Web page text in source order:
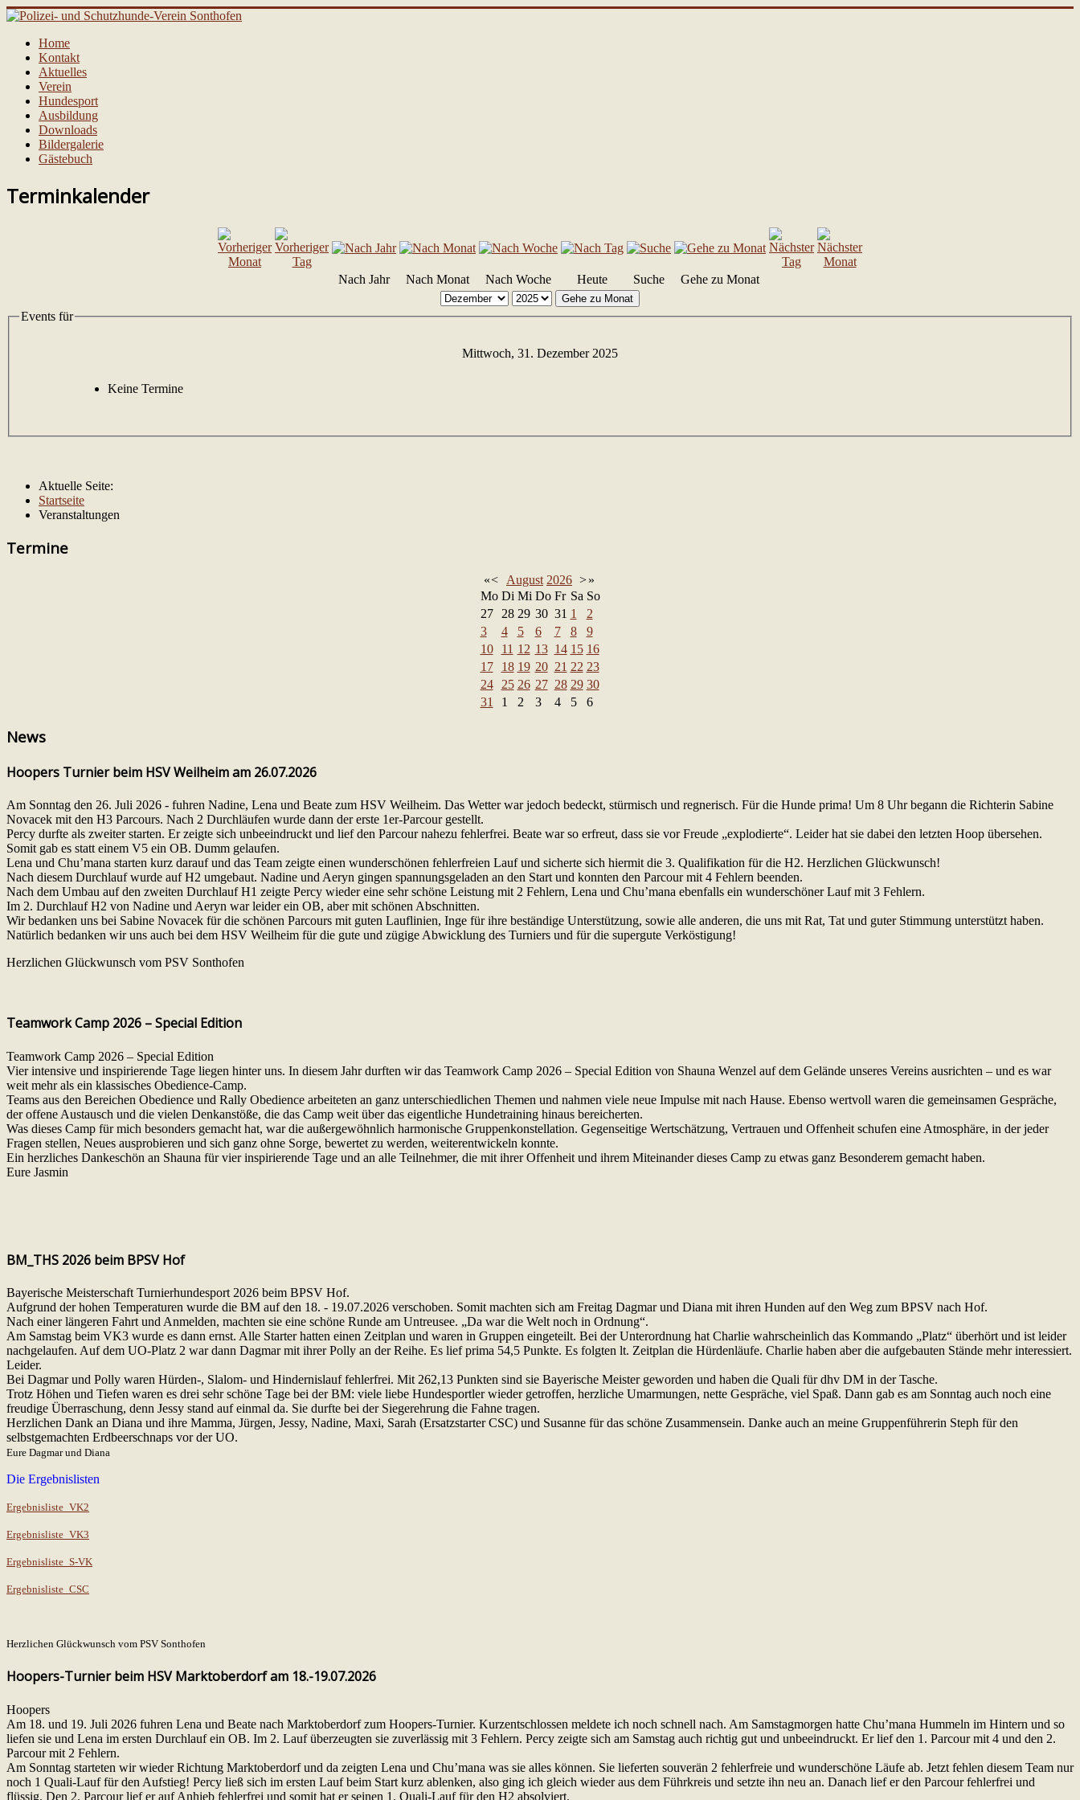
Home
Kontakt
Aktuelles
Verein
Hundesport
Ausbildung
Downloads
Bildergalerie
Gästebuch
Terminkalender
Nach Jahr Nach Monat Nach Woche Heute Suche Gehe zu Monat
Gehe zu Monat
Events für
Mittwoch, 31. Dezember 2025
Keine Termine
Aktuelle Seite:
Startseite
Veranstaltungen
Termine
«< August 2026 >»
Mo Di Mi Do Fr Sa So
27
28 29 30 31 1
2
3
4 5 6 7 8
9
10
11 12 13 14 15 16
17
18 19 20 21 22 23
24
25 26 27 28 29 30
31
1 2 3 4 5 6
News
Hoopers Turnier beim HSV Weilheim am 26.07.2026
Am Sonntag den 26. Juli 2026 - fuhren Nadine, Lena und Beate zum HSV Weilheim. Das Wetter war jedoch bedeckt, stürmisch und regnerisch. Für die Hunde prima! Um 8 Uhr begann die Richterin Sabine
Novacek mit den H3 Parcours. Nach 2 Durchläufen wurde dann der erste 1er-Parcour gestellt.
Percy durfte als zweiter starten. Er zeigte sich unbeeindruckt und lief den Parcour nahezu fehlerfrei. Beate war so erfreut, dass sie vor Freude „explodierte“. Leider hat sie dabei den letzten Hoop übersehen.
Somit gab es statt einem V5 ein OB. Dumm gelaufen.
Lena und Chu’mana starten kurz darauf und das Team zeigte einen wunderschönen fehlerfreien Lauf und sicherte sich hiermit die 3. Qualifikation für die H2. Herzlichen Glückwunsch!
Nach diesem Durchlauf wurde auf H2 umgebaut. Nadine und Aeryn gingen spannungsgeladen an den Start und konnten den Parcour mit 4 Fehlern beenden.
Nach dem Umbau auf den zweiten Durchlauf H1 zeigte Percy wieder eine sehr schöne Leistung mit 2 Fehlern, Lena und Chu’mana ebenfalls ein wunderschöner Lauf mit 3 Fehlern.
Im 2. Durchlauf H2 von Nadine und Aeryn war leider ein OB, aber mit schönen Abschnitten.
Wir bedanken uns bei Sabine Novacek für die schönen Parcours mit guten Lauflinien, Inge für ihre beständige Unterstützung, sowie alle anderen, die uns mit Rat, Tat und guter Stimmung unterstützt haben.
Natürlich bedanken wir uns auch bei dem HSV Weilheim für die gute und zügige Abwicklung des Turniers und für die supergute Verköstigung!
Herzlichen Glückwunsch vom PSV Sonthofen
Teamwork Camp 2026 – Special Edition
Teamwork Camp 2026 – Special Edition
Vier intensive und inspirierende Tage liegen hinter uns. In diesem Jahr durften wir das Teamwork Camp 2026 – Special Edition von Shauna Wenzel auf dem Gelände unseres Vereins ausrichten – und es war
weit mehr als ein klassisches Obedience-Camp.
Teams aus den Bereichen Obedience und Rally Obedience arbeiteten an ganz unterschiedlichen Themen und nahmen viele neue Impulse mit nach Hause. Ebenso wertvoll waren die gemeinsamen Gespräche,
der offene Austausch und die vielen Denkanstöße, die das Camp weit über das eigentliche Hundetraining hinaus bereicherten.
Was dieses Camp für mich besonders gemacht hat, war die außergewöhnlich harmonische Gruppenkonstellation. Gegenseitige Wertschätzung, Vertrauen und Offenheit schufen eine Atmosphäre, in der jeder
Fragen stellen, Neues ausprobieren und sich ganz ohne Sorge, bewertet zu werden, weiterentwickeln konnte.
Ein herzliches Dankeschön an Shauna für vier inspirierende Tage und an alle Teilnehmer, die mit ihrer Offenheit und ihrem Miteinander dieses Camp zu etwas ganz Besonderem gemacht haben.
Eure Jasmin
BM_THS 2026 beim BPSV Hof
Bayerische Meisterschaft Turnierhundesport 2026 beim BPSV Hof.
Aufgrund der hohen Temperaturen wurde die BM auf den 18. - 19.07.2026 verschoben. Somit machten sich am Freitag Dagmar und Diana mit ihren Hunden auf den Weg zum BPSV nach Hof.
Nach einer längeren Fahrt und Anmelden, machten sie eine schöne Runde am Untreusee. „Da war die Welt noch in Ordnung“.
Am Samstag beim VK3 wurde es dann ernst. Alle Starter hatten einen Zeitplan und waren in Gruppen eingeteilt. Bei der Unterordnung hat Charlie wahrscheinlich das Kommando „Platz“ überhört und ist leider
nachgelaufen. Auf dem UO-Platz 2 war dann Dagmar mit ihrer Polly an der Reihe. Es lief prima 54,5 Punkte. Es folgten lt. Zeitplan die Hürdenläufe. Charlie haben aber die aufgebauten Stände mehr interessiert.
Leider.
Bei Dagmar und Polly waren Hürden-, Slalom- und Hindernislauf fehlerfrei. Mit 262,13 Punkten sind sie Bayerische Meister geworden und haben die Quali für dhv DM in der Tasche.
Trotz Höhen und Tiefen waren es drei sehr schöne Tage bei der BM: viele liebe Hundesportler wieder getroffen, herzliche Umarmungen, nette Gespräche, viel Spaß. Dann gab es am Sonntag auch noch eine
freudige Überraschung, denn Jessy stand auf einmal da. Sie durfte bei der Siegerehrung die Fahne tragen.
Herzlichen Dank an Diana und ihre Mamma, Jürgen, Jessy, Nadine, Maxi, Sarah (Ersatzstarter CSC) und Susanne für das schöne Zusammensein. Danke auch an meine Gruppenführerin Steph für den
selbstgemachten Erdbeerschnaps vor der UO.
Eure Dagmar und Diana
Die Ergebnislisten
Ergebnisliste_VK2
Ergebnisliste_VK3
Ergebnisliste_S-VK
Ergebnisliste_CSC
Herzlichen Glückwunsch vom PSV Sonthofen
Hoopers-Turnier beim HSV Marktoberdorf am 18.-19.07.2026
Hoopers
Am 18. und 19. Juli 2026 fuhren Lena und Beate nach Marktoberdorf zum Hoopers-Turnier. Kurzentschlossen meldete ich noch schnell nach. Am Samstagmorgen hatte Chu’mana Hummeln im Hintern und so
liefen sie und Lena im ersten Durchlauf ein OB. Im 2. Lauf überzeugten sie zuverlässig mit 3 Fehlern. Percy zeigte sich am Samstag auch richtig gut und unbeeindruckt. Er lief den 1. Parcour mit 4 und den 2.
Parcour mit 2 Fehlern.
Am Sonntag starteten wir wieder Richtung Marktoberdorf und da zeigten Lena und Chu’mana was sie alles können. Sie lieferten souverän 2 fehlerfreie und wunderschöne Läufe ab. Jetzt fehlen diesem Team nur
noch 1 Quali-Lauf für den Aufstieg! Percy ließ sich im ersten Lauf beim Start kurz ablenken, also ging ich gleich wieder aus dem Führkreis und setzte ihn neu an. Danach lief er den Parcour fehlerfrei und
flüssig. Den 2. Parcour lief er auf Anhieb fehlerfrei und somit hat er seinen 1. Quali-Lauf für den H2 absolviert.